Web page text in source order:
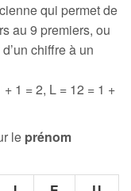
qui permet de
au 9 premiers, ou
chiffre à un
1 = 2, L = 12 = 1 +
le prénom